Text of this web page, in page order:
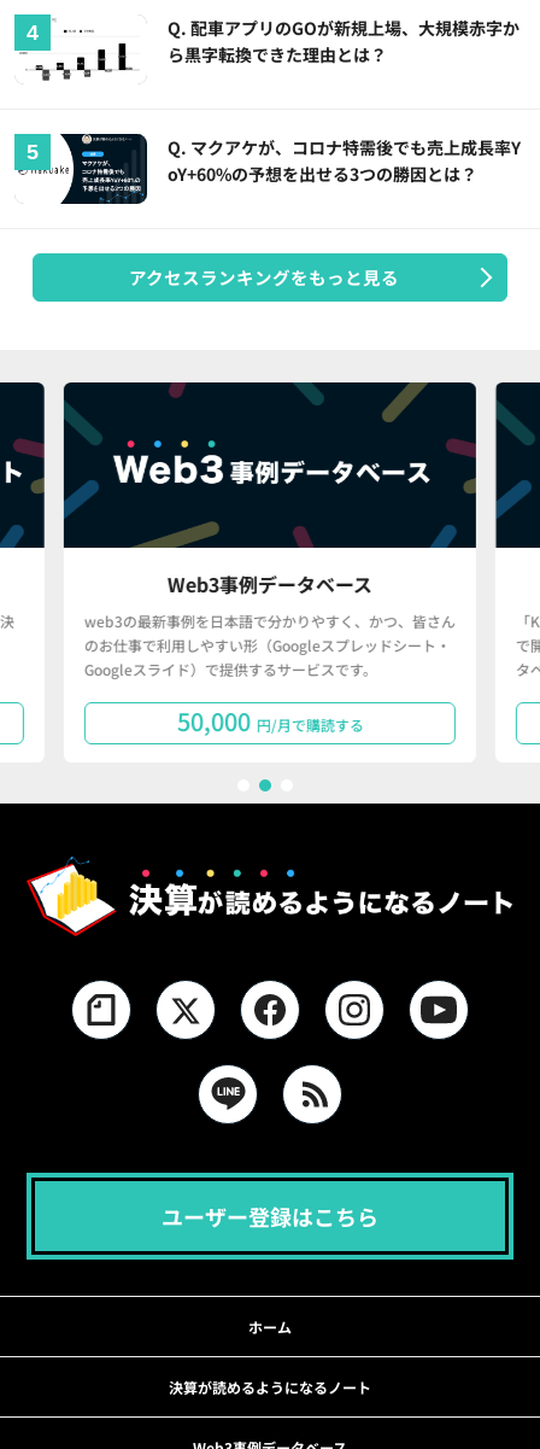
Q. 配車アプリのGOが新規上場、大規模赤字か
ら黒字転換できた理由とは？
Q. マクアケが、コロナ特需後でも売上成長率Y
oY+60%の予想を出せる3つの勝因とは？
アクセスランキングをもっと見る
Web3事例データベース
web3の最新事例を日本語で分かりやすく、かつ、皆さん
のお仕事で利用しやすい形（Googleスプレッドシート・
Googleスライド）で提供するサービスです。
50,000 円/月で購読する
で
タ
ユーザー登録はこちら
ホーム
決算が読めるようになるノート